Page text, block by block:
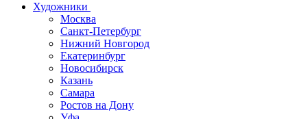
Художники
Москва
Санкт-Петербург
Нижний Новгород
Екатеринбург
Новосибирск
Казань
Самара
Ростов на Дону